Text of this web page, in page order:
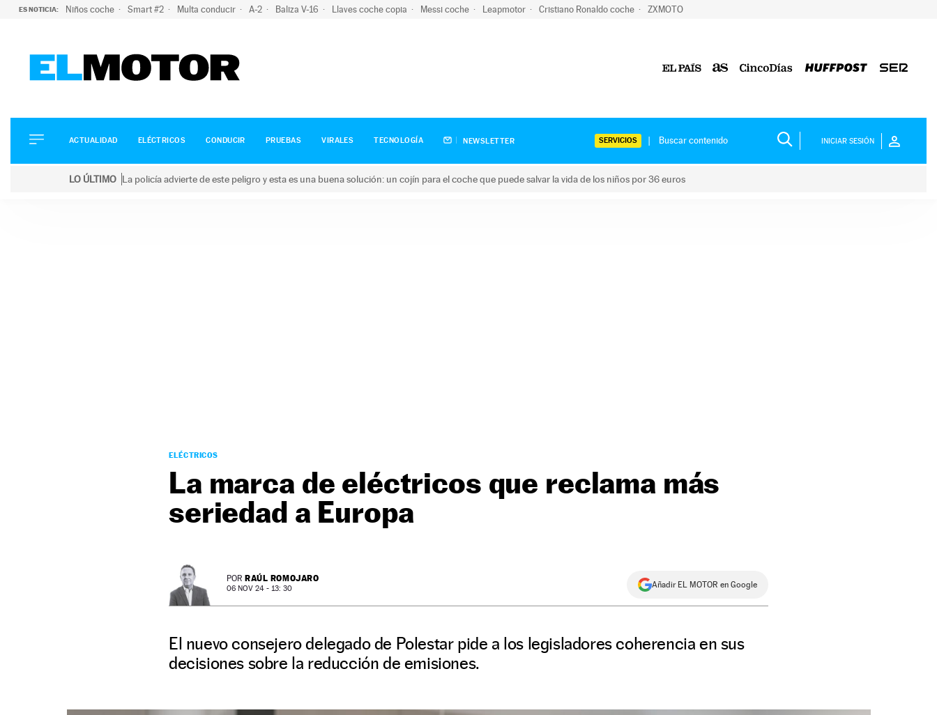
ES NOTICIA: Niños coche Smart #2 Multa conducir A-2 Baliza V-16 Llaves coche copia Messi coche Leapmotor Cristiano Ronaldo coche ZXMOTO
ELÉCTRICOS
CONDUCIR
ACTUALIDAD ELÉCTRICOS CONDUCIR PRUEBAS VIRALES TECNOLOGÍA NEWSLETTER SERVICIOS INICIAR SESIÓN
LO ÚLTIMO La policía advierte de este peligro y esta es una buena solución: un cojín para el coche que puede salvar la vida de los niños por 36 euros
ELÉCTRICOS
La marca de eléctricos que reclama más
seriedad a Europa
POR RAÚL ROMOJARO
06 NOV 24 - 13: 30 Añadir EL MOTOR en Google
El nuevo consejero delegado de Polestar pide a los legisladores coherencia en sus
decisiones sobre la reducción de emisiones.